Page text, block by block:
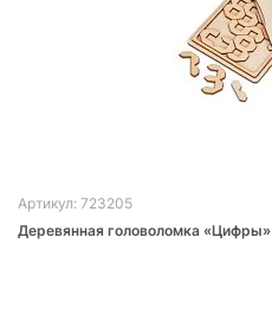
Артикул: 723205
Деревянная головоломка «Цифры»